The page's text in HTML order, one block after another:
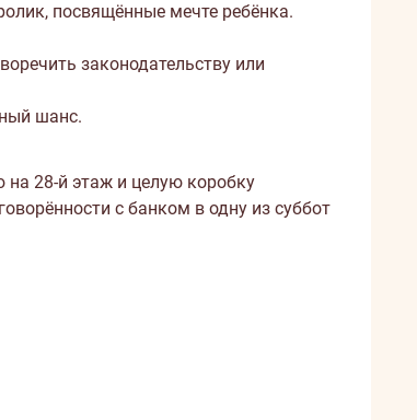
посвящённые мечте ребёнка.
законодательству или
шанс.
на 28-й этаж и целую коробку
с банком в одну из суббот